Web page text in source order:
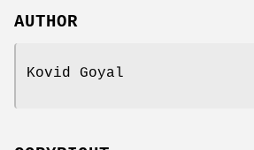
AUTHOR
Kovid Goyal